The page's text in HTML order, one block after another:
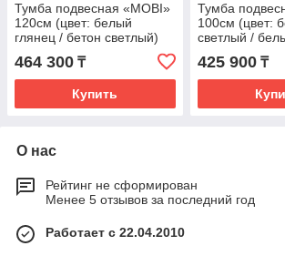
Тумба подвесная «MOBI»
120см (цвет: белый
глянец / бетон светлый)
464 300 ₸
Купить
Тумба
100см (цвет:
светлый /
425 900₸
О нас
Рейтинг не сформирован
Менее 5 отзывов за последний год
Работает с 22.04.2010